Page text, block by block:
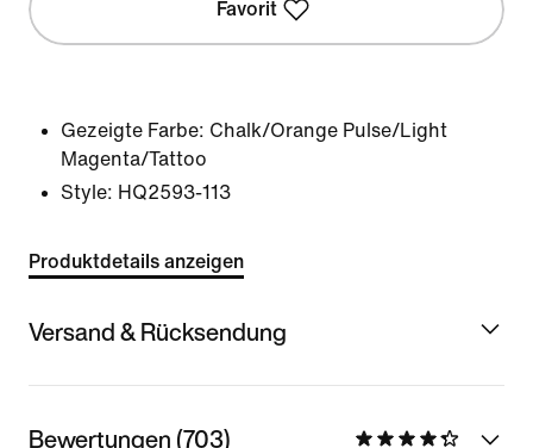
Favorit
Gezeigte Farbe: Chalk/Orange Pulse/Light
Magenta/Tattoo
Style: HQ2593-113
Produktdetails anzeigen
Versand & Rücksendung
Bewertungen (703)